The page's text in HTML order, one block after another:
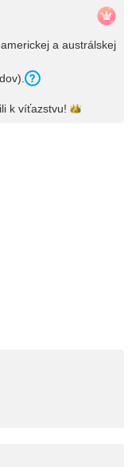
a austrálskej
k víťazstvu!